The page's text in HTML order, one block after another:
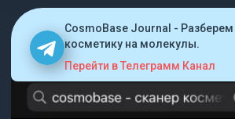
CosmoBase Journal -
косметику на молекулы.
Перейти в Телеграмм Канал